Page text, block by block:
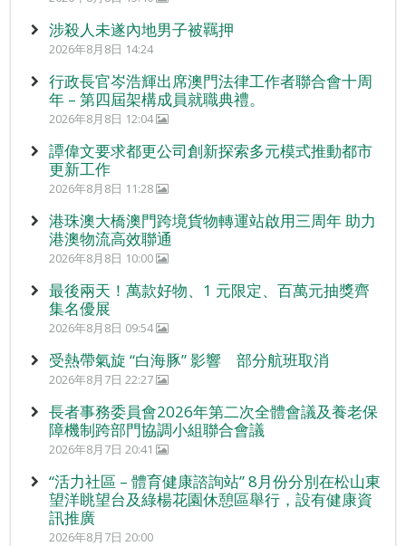
涉殺人未遂內地男子被羈押
2026年8月8日 14:24
行政長官岑浩輝出席澳門法律工作者聯合會十周
年 – 第四屆架構成員就職典禮。
2026年8月8日 12:04
譚偉文要求都更公司創新探索多元模式推動都市
更新工作
2026年8月8日 11:28
港珠澳大橋澳門跨境貨物轉運站啟用三周年 助力
港澳物流高效聯通
2026年8月8日 10:00
最後兩天！萬款好物、1 元限定、百萬元抽獎齊
集名優展
2026年8月8日 09:54
受熱帶氣旋 “白海豚” 影響 部分航班取消
2026年8月7日 22:27
長者事務委員會2026年第二次全體會議及養老保
障機制跨部門協調小組聯合會議
2026年8月7日 20:41
“活力社區 – 體育健康諮詢站” 8月份分別在松山東
望洋眺望台及綠楊花園休憩區舉行，設有健康資
訊推廣
2026年8月7日 20:00